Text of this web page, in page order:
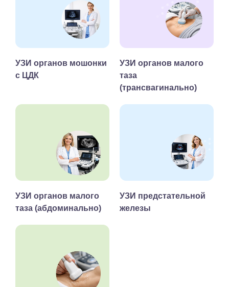
УЗИ органов мошонки
с ЦДК
УЗИ органов малого
таза
(трансвагинально)
УЗИ органов малого
таза (абдоминально)
УЗИ предстательной
железы